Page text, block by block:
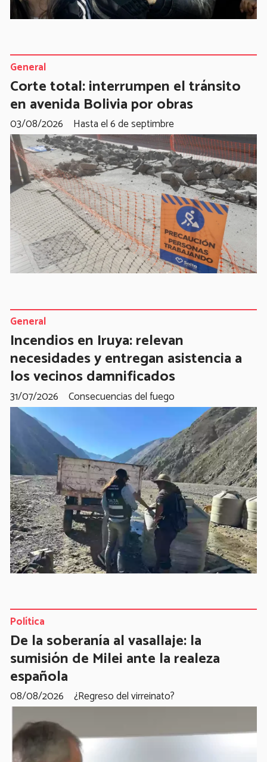
Corte total: interrumpen el tránsito
en avenida Bolivia por obras
Hasta el 6 de septimbre
General
03/08/2026
Incendios en Iruya: relevan
necesidades y entregan asistencia a
los vecinos damnificados
Consecuencias del fuego
General
31/07/2026
De la soberanía al vasallaje: la
sumisión de Milei ante la realeza
española
¿Regreso del virreinato?
Política
08/08/2026